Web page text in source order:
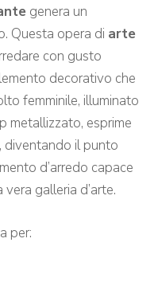
genera un
Questa opera di arte
con gusto
decorativo che
femminile, illuminato
metallizzato, esprime
, diventando il punto
d’arredo capace
galleria d’arte.
per: